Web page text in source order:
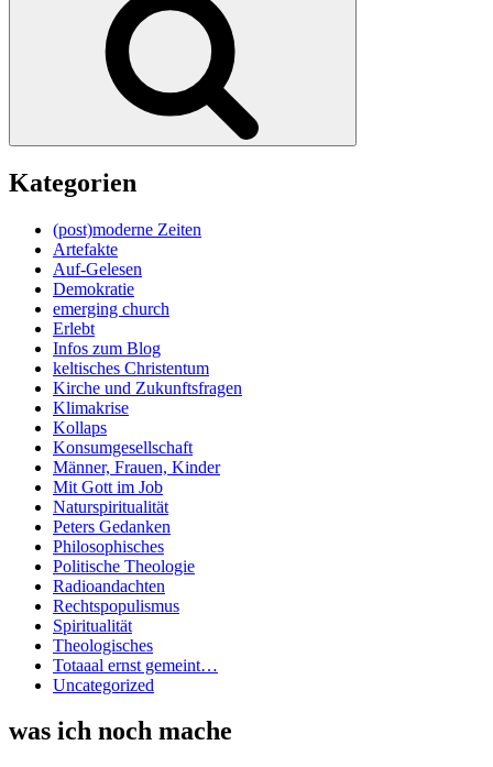
Kategorien
(post)moderne Zeiten
Artefakte
Auf-Gelesen
Demokratie
emerging church
Erlebt
Infos zum Blog
keltisches Christentum
Kirche und Zukunftsfragen
Klimakrise
Kollaps
Konsumgesellschaft
Männer, Frauen, Kinder
Mit Gott im Job
Naturspiritualität
Peters Gedanken
Philosophisches
Politische Theologie
Radioandachten
Rechtspopulismus
Spiritualität
Theologisches
Totaaal ernst gemeint…
Uncategorized
was ich noch mache